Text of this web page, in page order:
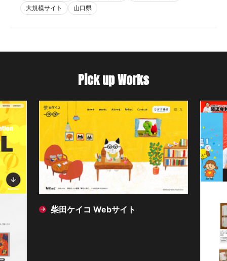
大規模サイト
山口県
Pick up Works
柴田ケイコ Webサイト